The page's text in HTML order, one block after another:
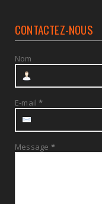
CONTACTEZ-NOUS
Nom
E-mail*
Message *